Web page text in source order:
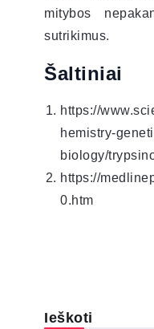
mitybos
sutrikimus.
Šaltiniai
https://
hemistry-
biology/
https://
0.htm
Ieškoti